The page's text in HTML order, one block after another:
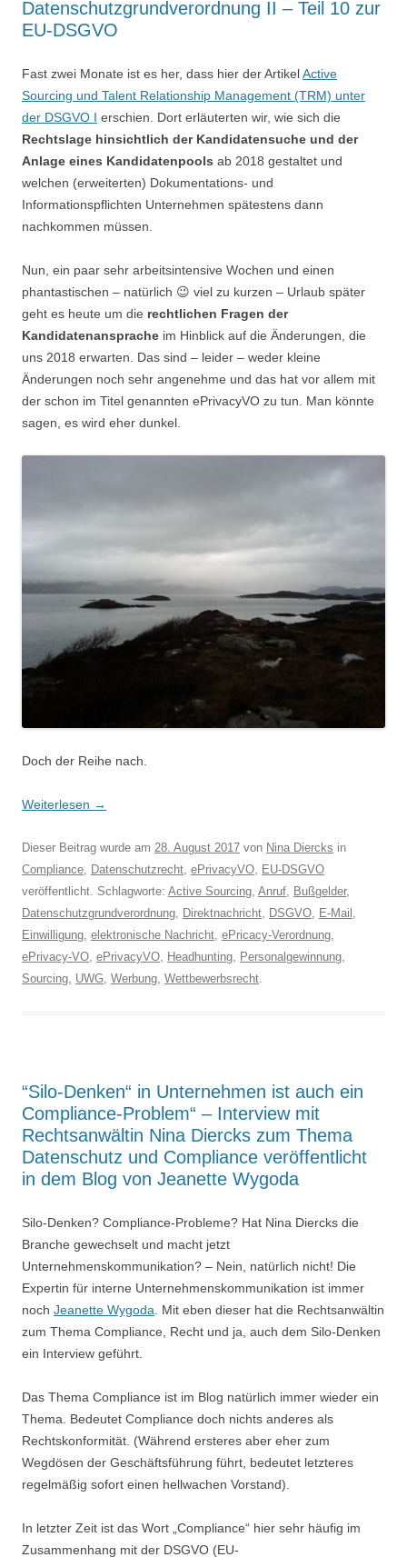
Datenschutzgrundverordnung II – Teil 10 zur
EU-DSGVO
Fast zwei Monate ist es her, dass hier der ArtikelActive
Sourcing und Talent Relationship Management (TRM) unter
der DSGVO I erschien. Dort erläuterten wir, wie sich die
Rechtslage hinsichtlich der Kandidatensuche und der
Anlage eines Kandidatenpools ab 2018 gestaltet und
welchen (erweiterten) Dokumentations- und
Informationspflichten Unternehmen spätestens dann
nachkommen müssen.
Nun, ein paar sehr arbeitsintensive Wochen und einen
phantastischen – natürlich 😉 viel zu kurzen – Urlaub später
geht es heute um die rechtlichen Fragen der
Kandidatenansprache im Hinblick auf die Änderungen, die
uns 2018 erwarten. Das sind – leider – weder kleine
Änderungen noch sehr angenehme und das hat vor allem mit
der schon im Titel genannten ePrivacyVO zu tun. Man könnte
sagen, es wird eher dunkel.
Doch der Reihe nach.
Weiterlesen →
Dieser Beitrag wurde am 28. August 2017 von Nina Diercks in
Compliance, Datenschutzrecht, ePrivacyVO, EU-DSGVO
veröffentlicht. Schlagworte: Active Sourcing, Anruf, Bußgelder,
Datenschutzgrundverordnung, Direktnachricht, DSGVO, E-Mail ,
Einwilligung, elektronische Nachricht, ePricacy-Verordnung,
ePrivacy-VO, ePrivacyVO, Headhunting, Personalgewinnung,
Sourcing, UWG, Werbung, Wettbewerbsrecht.
“Silo-Denken“ in Unternehmen ist auch ein
Compliance-Problem“ – Interview mit
Rechtsanwältin Nina Diercks zum Thema
Datenschutz und Compliance veröffentlicht
in dem Blog von Jeanette Wygoda
Silo-Denken? Compliance-Probleme? Hat Nina Diercks die
Branche gewechselt und macht jetzt
Unternehmenskommunikation? – Nein, natürlich nicht! Die
Expertin für interne Unternehmenskommunikation ist immer
noch Jeanette Wygoda. Mit eben dieser hat die Rechtsanwältin
zum Thema Compliance, Recht und ja, auch dem Silo-Denken
ein Interview geführt.
Das Thema Compliance ist im Blog natürlich immer wieder ein
Thema. Bedeutet Compliance doch nichts anderes als
Rechtskonformität. (Während ersteres aber eher zum
Wegdösen der Geschäftsführung führt, bedeutet letzteres
regelmäßig sofort einen hellwachen Vorstand).
In letzter Zeit ist das Wort „Compliance“ hier sehr häufig im
Zusammenhang mit der DSGVO (EU-